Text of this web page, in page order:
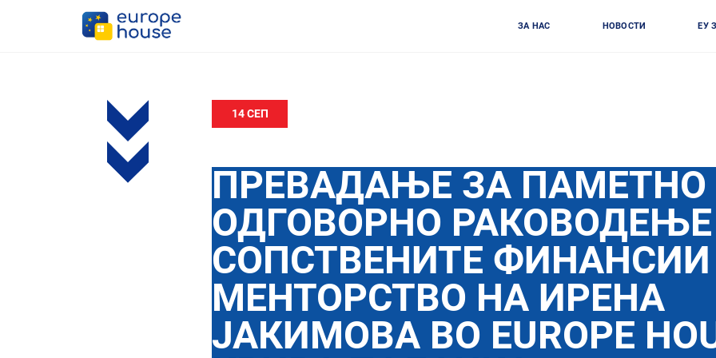
ЗА НАС НОВОСТИ ЕУ
14 СЕП
ПРЕВАДАЊЕ ЗА ПАМЕТНО
ОДГОВОРНО
СОПСТВЕНИТЕ
МЕНТОРСТВО НА ИРЕНА
ЈАКИМОВА ВО EUROPE